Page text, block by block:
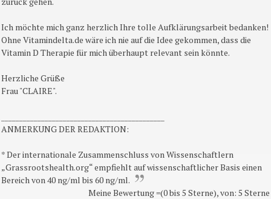
Ich möchte mich ganz herzlich Ihre tolle Aufklärungsarbeit bedanken!
Ohne Vitamindelta.de wäre ich nie auf die Idee gekommen, dass die
Vitamin D Therapie für mich überhaupt relevant sein könnte.
Herzliche Grüße
Frau "CLAIRE".
ANMERKUNG DER REDAKTION:
* Der internationale Zusammenschluss von Wissenschaftlern
„Grassrootshealth.org“ empfiehlt auf wissenschaftlicher Basis einen
Bereich von 40 ng/ml bis 60 ng/ml.
Meine Bewertung =(0 bis 5 Sterne), von: 5 Sterne